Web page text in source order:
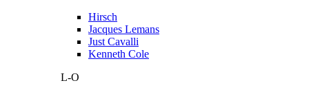
Hirsch
Jacques Lemans
Just Cavalli
Kenneth Cole
L-O